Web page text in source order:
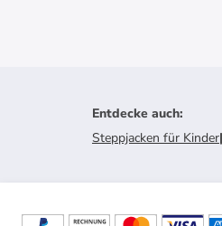
Entdecke auch:
Steppjacken für Kinder|